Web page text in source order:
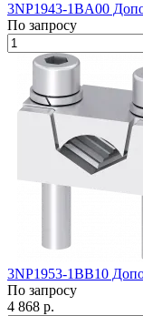
3NP1943-1BA00
По запросу
3NP1953-1BB10
По запросу
4 868 р.